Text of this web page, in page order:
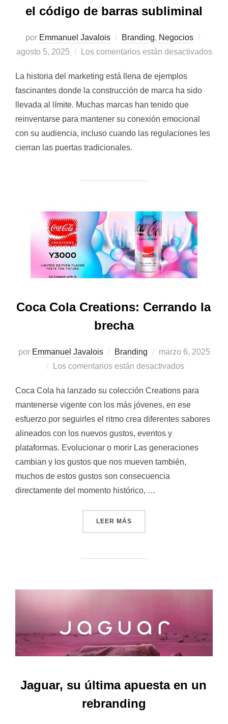
el código de barras subliminal
por Emmanuel Javalois Branding, Negocios
el
agosto 5, 2025 Los comentarios están desactivados
La historia del marketing está llena de ejemplos
fascinantes donde la construcción de marca ha sido
llevada al límite. Muchas marcas han tenido que
reinventarse para mantener su conexión emocional
con su audiencia, incluso cuando las regulaciones les
cierran las puertas tradicionales.
Coca Cola Creations: Cerrando la
brecha
por Emmanuel Javalois Branding
Publicado
el
marzo 6, 2025
Los comentarios están desactivados
Coca Cola ha lanzado su colección Creations para
mantenerse vigente con los más jóvenes, en ese
esfuerzo por seguirles el ritmo crea diferentes sabores
alineados con los nuevos gustos, eventos y
plataformas. Evolucionar o morir Las generaciones
cambian y los gustos que nos mueven también,
muchos de estos gustos son consecuencia
directamente del momento histórico, …
LEER MÁS
Jaguar, su última apuesta en un
rebranding